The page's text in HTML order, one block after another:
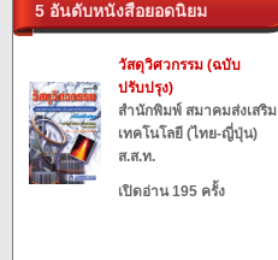
5 อันดับหนังสือยอดนิยม
วัสดุวิศวกรรม (ฉบับ
ปรับปรุง)
สำนักพิมพ์ สมาคมส่งเสริม
เทคโนโลยี (ไทย-ญี่ปุ่น)
ส.ส.ท.
เปิดอ่าน 195 ครั้ง